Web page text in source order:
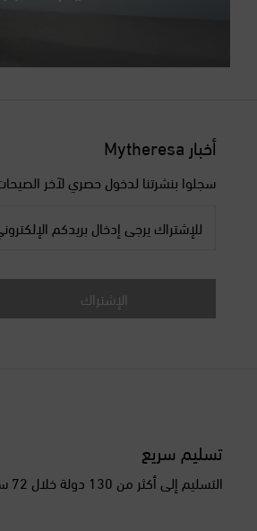
أخبار Mytheresa
سجلوا بنشرتنا لدخول حصري لآخر
للإشتراك يرجى إدخال بريدكم
الإشتراك
تسليم سريع
التسليم إلى أكثر من 130 دولة خلال 72 ساعة